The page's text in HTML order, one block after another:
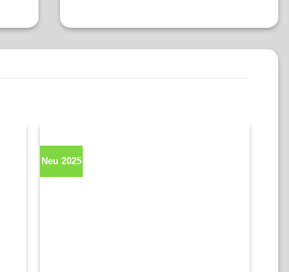
Neu 2025